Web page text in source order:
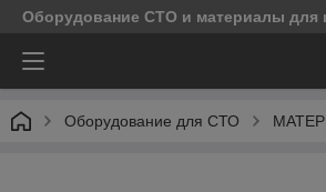
Оборудование СТО и материалы для
Оборудование для СТО